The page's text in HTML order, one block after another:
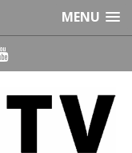
MENU